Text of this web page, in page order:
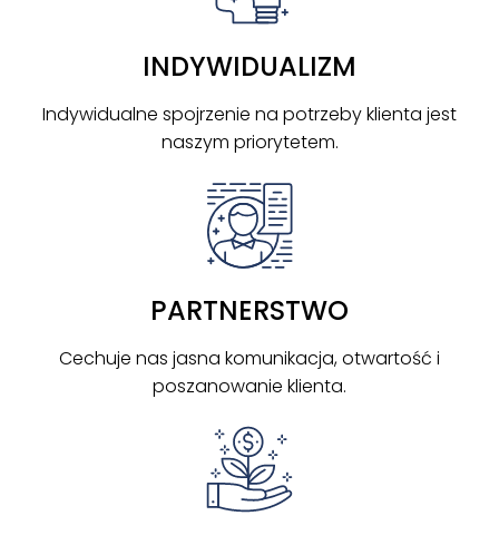
INDYWIDUALIZM
Indywidualne spojrzenie na potrzeby klienta jest
naszym priorytetem.
PARTNERSTWO
Cechuje nas jasna komunikacja, otwartość i
poszanowanie klienta.